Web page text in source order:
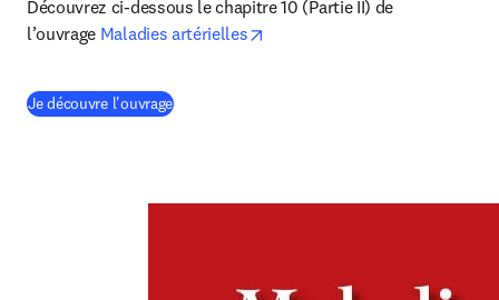
Découvrez ci-dessous le chapitre 10 (Partie II) de
l’ouvrage Maladies artérielles
Je découvre l'ouvrage(